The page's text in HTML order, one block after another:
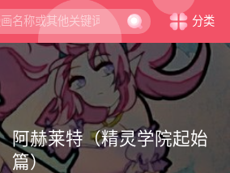
分类
阿赫莱特（精灵学院起始
篇）